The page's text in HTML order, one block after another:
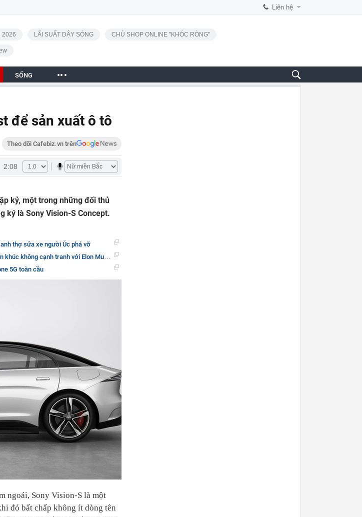
Liên hệ
2026 LÃI SUẤT DẬY SÓNG CHỦ SHOP ONLINE "KHÓC RÒNG"
SỐNG
để sản xuất ô tô
Theo dõi Cafebiz.vn trên
2:08
kỷ, một trong những đối thủ
ký là Sony Vision-S Concept.
thợ sửa xe người Úc phá vỡ
vừa nhận đầu tư khủng vừa lấy đơn hàng béo bở từ Amazon
5G toàn cầu
ngoái, Sony Vision-S là một
đó bất chấp không ít dòng tên